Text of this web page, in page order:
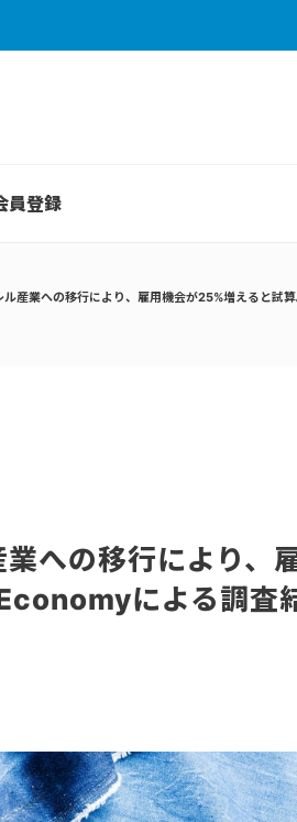
員登録
ル産業への移行により、雇用機会が25%増えると
への移行により、
による調査